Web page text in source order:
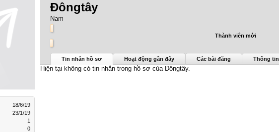
18/6/19
23/1/19
1
0
Đôngtây
Nam
Thành viên mới
Đôngtây được nhìn thấy lần cuối: 18/6/19
Tin nhắn hồ sơ Hoạt động gần đây Các bài đăng Thông tin
Hiện tại không có tin nhắn trong hồ sơ của Đôngtây.